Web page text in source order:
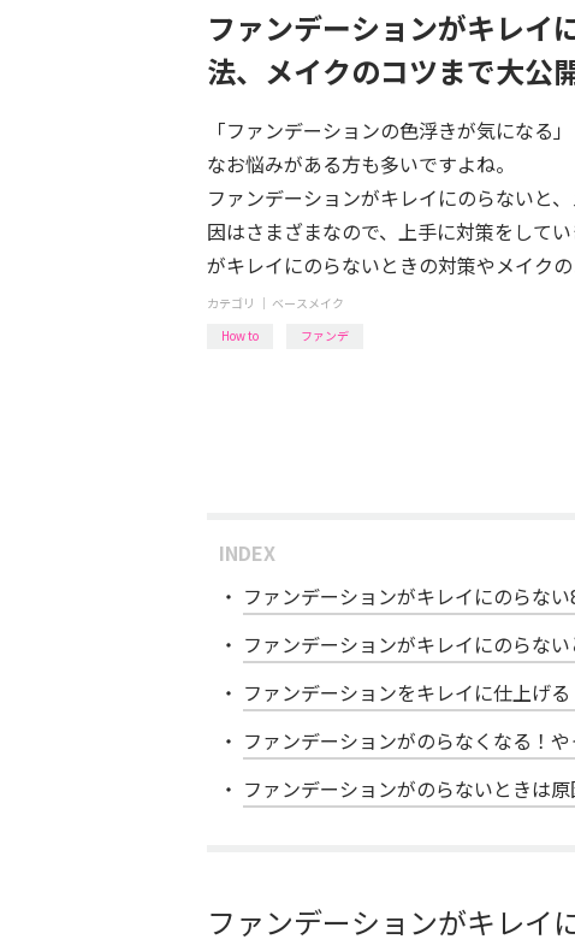
ファンデーションがキレ
法、メイクのコツまで大公
「ファンデーションの色浮きが気になる
なお悩みがある方も多いですよね。
ファンデーションがキレイにのらないと
因はさまざまなので、上手に対策をして
がキレイにのらないときの対策やメイクの
カテゴリ ｜ ベースメイク
How to
ファンデ
INDEX
ファンデーションがキレイにのらな
ファンデーションがキレイにのらな
ファンデーションをキレイに仕上げ
ファンデーションがのらなくなる！
ファンデーションがのらないときは
ファンデーションがキレイ